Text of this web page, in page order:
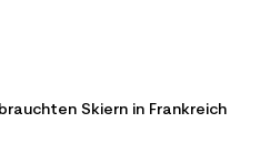
Skiern in Frankreich